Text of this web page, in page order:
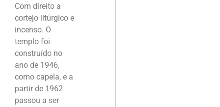
Com direito a
cortejo litúrgico e
incenso. O
templo foi
construído no
ano de 1946,
como capela, e a
partir de 1962
passou a ser